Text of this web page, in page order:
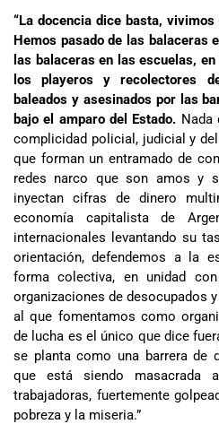
“La docencia dice basta,
Hemos pasado de las balaceras
las balaceras en las escuelas,
los playeros y recolectores
baleados y asesinados por las
bajo el amparo del Estado. Nada
complicidad policial, judicial y
que forman un entramado de
redes narco que son amos y
inyectan cifras de dinero
economía capitalista de
internacionales levantando su
orientación, defendemos a la
forma colectiva, en unidad
organizaciones de desocupados
al que fomentamos como
de lucha es el único que dice
se planta como una barrera de
que está siendo masacrada
trabajadoras, fuertemente
pobreza y la miseria.”